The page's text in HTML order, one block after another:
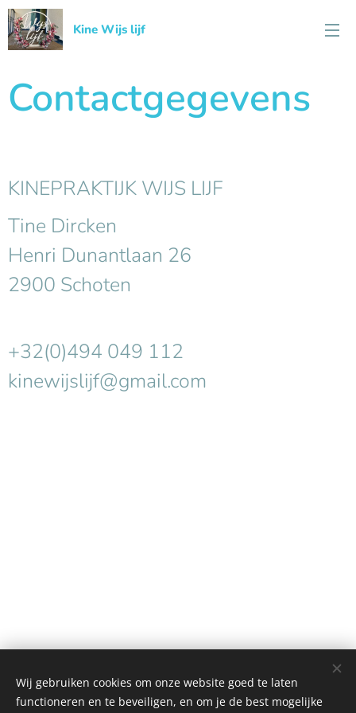
Kine Wijs lijf
Contactgegevens
KINEPRAKTIJK WIJS LIJF
Tine Dircken
Henri Dunantlaan 26
2900 Schoten
+32(0)494 049 112
kinewijslijf@gmail.com
Wij gebruiken cookies om onze website goed te laten
functioneren en te beveiligen, en om je de best mogelijke